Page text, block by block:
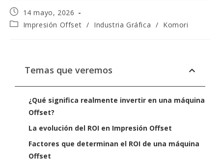
14 mayo, 2026
Impresión Offset / Industria Gráfica / Komori
Temas que veremos
¿Qué significa realmente invertir en una máquina
Offset?
La evolución del ROI en Impresión Offset
Factores que determinan el ROI de una máquina
Offset